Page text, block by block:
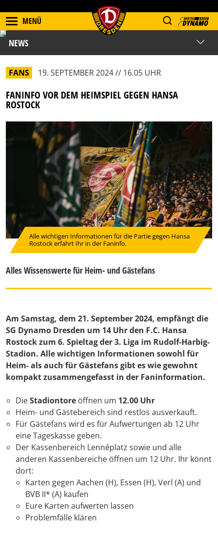
MENÜ
NEWS
FANS 19. SEPTEMBER 2024 // 16.05 UHR
FANINFO VOR DEM HEIMSPIEL GEGEN HANSA
ROSTOCK
Alle wichtigen Informationen für die Partie gegen Hansa
Rostock erfahrt Ihr in der Faninfo.
Alles Wissenswerte für Heim- und Gästefans
Am Samstag, dem 21. September 2024, empfängt die
SG Dynamo Dresden um 14 Uhr den F.C. Hansa
Rostock zum 6. Spieltag der 3. Liga im Rudolf-Harbig-
Stadion. Alle wichtigen Informationen sowohl für
Heim- als auch für Gästefans gibt es wie gewohnt
kompakt zusammengefasst in der Faninformation.
DieStadiontore öffnen um 12.00 Uhr
Heim- und Gästebereich sind restlos ausverkauft.
Für Gästefans wird es für Aufwertungen ab 12 Uhr
eine Tageskasse geben.
Der Kassenbereich Lennéplatz sowie und alle
anderen Kassenbereiche öffnen um 12 Uhr. Ihr könnt
dort:
Karten gegen Aachen (H), Essen (H), Verl (A) und
BVB II* (A) kaufen
Eure Karten aufwerten lassen
Problemfälle klären